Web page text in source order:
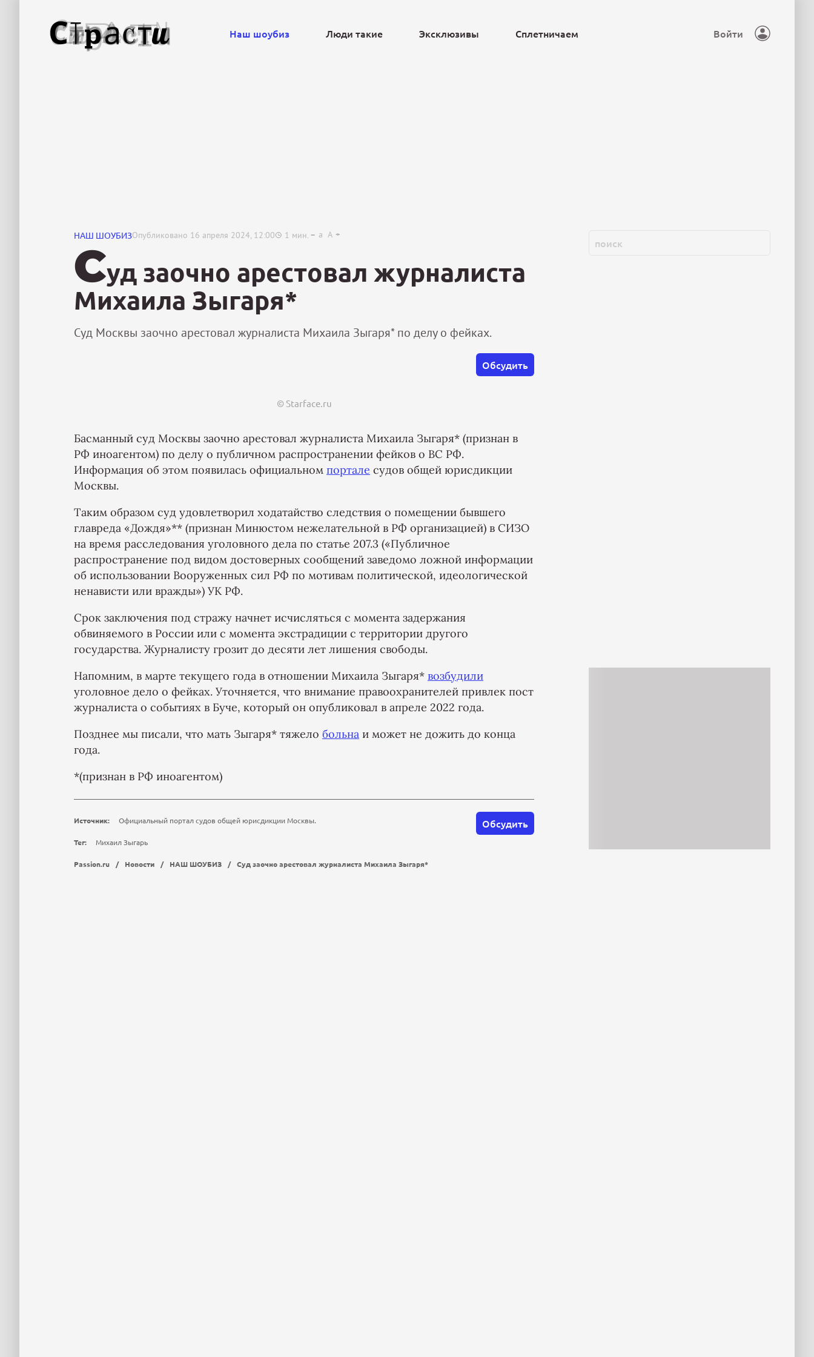
Наш шоубиз Люди такие Эксклюзивы Сплетничаем Войти
НАШ ШОУБИЗОпубликовано 16 апреля 2024, 12:00 1 мин. a A
Суд заочно арестовал журналиста
Михаила Зыгаря*
Суд Москвы заочно арестовал журналиста Михаила Зыгаря* по делу о фейках.
Обсудить
© Starface.ru
Басманный суд Москвы заочно арестовал журналиста Михаила Зыгаря* (признан в
РФ иноагентом) по делу о публичном распространении фейков о ВС РФ.
Информация об этом появилась официальном портале судов общей юрисдикции
Москвы.
Таким образом суд удовлетворил ходатайство следствия о помещении бывшего
главреда «Дождя»** (признан Минюстом нежелательной в РФ организацией) в СИЗО
на время расследования уголовного дела по статье 207.3 («Публичное
распространение под видом достоверных сообщений заведомо ложной информации
об использовании Вооруженных сил РФ по мотивам политической, идеологической
ненависти или вражды») УК РФ.
Срок заключения под стражу начнет исчисляться с момента задержания
обвиняемого в России или с момента экстрадиции с территории другого
государства. Журналисту грозит до десяти лет лишения свободы.
Напомним, в марте текущего года в отношении Михаила Зыгаря* возбудили
уголовное дело о фейках. Уточняется, что внимание правоохранителей привлек пост
журналиста о событиях в Буче, который он опубликовал в апреле 2022 года.
Позднее мы писали, что мать Зыгаря* тяжело больна и может не дожить до конца
года.
*(признан в РФ иноагентом)
Обсудить
Источник: Официальный портал судов общей юрисдикции Москвы.
Тег: Михаил Зыгарь
Passion.ru / Новости / НАШ ШОУБИЗ / Суд заочно арестовал журналиста Михаила Зыгаря*